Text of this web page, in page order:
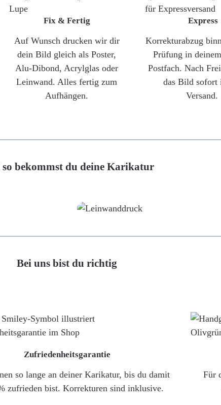
Fix & Fertig
Auf Wunsch drucken wir dir
dein Bild gleich als Poster,
Alu-Dibond, Acrylglas oder
Leinwand. Alles fertig zum
Aufhängen.
Express
Korrekturabzug
Prüfung in
Postfach. Nach
das Bild sofort
Versand.
so bekommst du deine Karikatur
Bei uns bist du richtig
Zufriedenheitsgarantie
so lange an deiner Karikatur, bis du damit
zufrieden bist. Korrekturen sind inklusive.
Für